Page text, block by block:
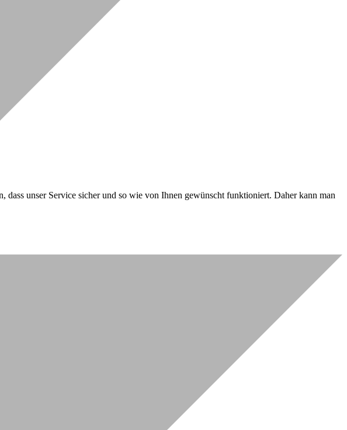
unser Service sicher und so wie von Ihnen gewünscht funktioniert. Daher kann man